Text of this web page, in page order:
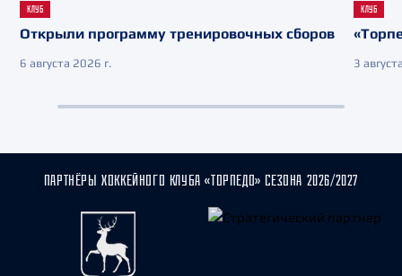
КЛУБ
Открыли программу тренировочных сборов
6 августа 2026 г.
КЛУБ
3
ПАРТНЁРЫ ХОККЕЙНОГО КЛУБА «ТОРПЕДО» СЕЗОНА 2026/2027